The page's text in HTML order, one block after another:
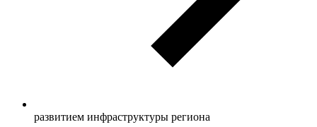
развитием инфраструктуры региона